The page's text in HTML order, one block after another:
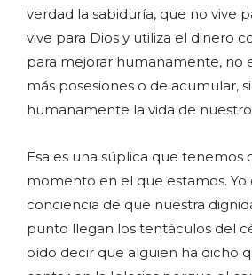
verdad la sabiduría, que no vive
vive para Dios y utiliza el dinero
para mejorar humanamente, no
más posesiones o de acumular,
humanamente la vida de
Esa es una súplica que tenemos
momento en el que estamos.
conciencia de que nuestra
punto llegan los tentáculos del
oído decir que alguien ha dicho